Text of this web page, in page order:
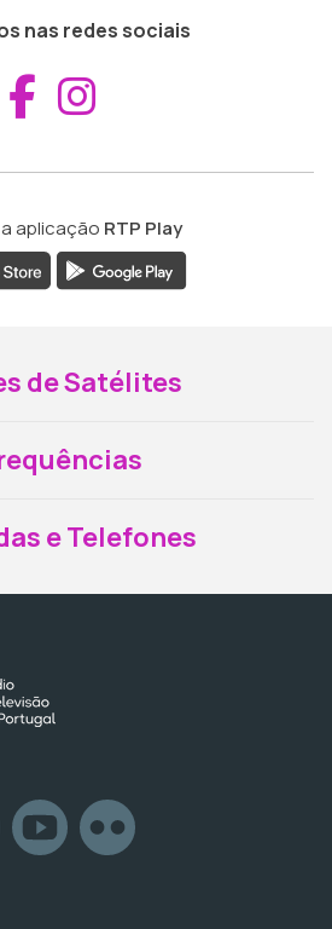
nas redes sociais
Aceder ao
aplicação RTP Play
de Satélites
e Telefones